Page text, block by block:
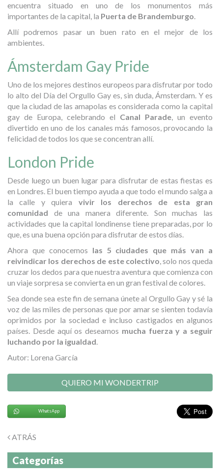
encuentra situado en uno de los monumentos más
importantes de la capital, la Puerta de Brandemburgo.
Allí podremos pasar un buen rato en el mejor de los
ambientes.
Ámsterdam Gay Pride
Uno de los mejores destinos europeos para disfrutar por todo
lo alto del Día del Orgullo Gay es, sin duda, Ámsterdam. Y es
que la ciudad de las amapolas es considerada como la capital
gay de Europa, celebrando el Canal Parade, un evento
divertido en uno de los canales más famosos, provocando la
felicidad de todos los que se concentran allí.
London Pride
Desde luego un buen lugar para disfrutar de estas fiestas es
en Londres. El buen tiempo ayuda a que todo el mundo salga a
la calle y quiera vivir los derechos de esta gran
comunidad de una manera diferente. Son muchas las
actividades que la capital londinense tiene preparadas, por lo
que, es una buena opción para disfrutar de estos días.
Ahora que conocemos las 5 ciudades que más van a
reivindicar los derechos de este colectivo, solo nos queda
cruzar los dedos para que nuestra aventura que comienza con
un viaje sorpresa se convierta en un gran festival de colores.
Sea donde sea este fin de semana únete al Orgullo Gay y sé la
voz de las miles de personas que por amar se sienten todavía
oprimidos por la sociedad e incluso castigados en algunos
países. Desde aquí os deseamos mucha fuerza y a seguir
luchando por la igualdad.
Autor: Lorena García
QUIERO MI WONDERTRIP
WhatsApp
ATRÁS
Categorías